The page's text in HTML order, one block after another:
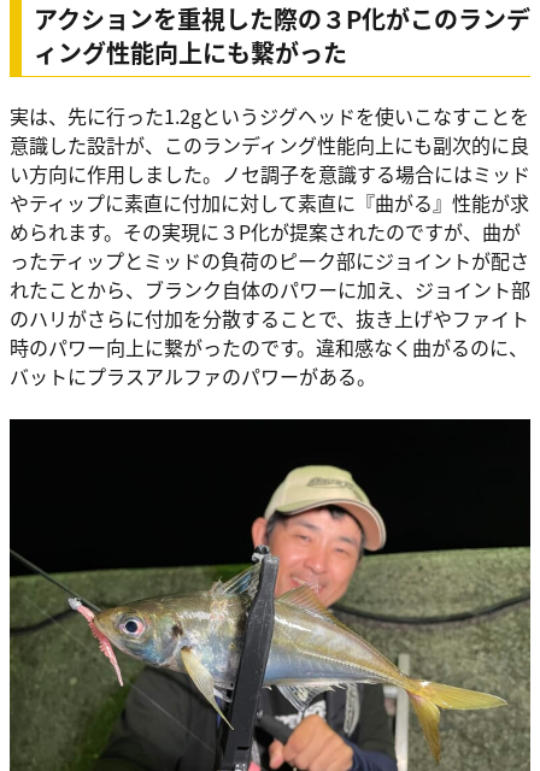
アクションを重視した際の３P化がこのランデ
ィング性能向上にも繋がった
実は、先に行った1.2gというジグヘッドを使いこなすことを
意識した設計が、このランディング性能向上にも副次的に良
い方向に作用しました。ノセ調子を意識する場合にはミッド
やティップに素直に付加に対して素直に『曲がる』性能が求
められます。その実現に３P化が提案されたのですが、曲が
ったティップとミッドの負荷のピーク部にジョイントが配さ
れたことから、ブランク自体のパワーに加え、ジョイント部
のハリがさらに付加を分散することで、抜き上げやファイト
時のパワー向上に繋がったのです。違和感なく曲がるのに、
バットにプラスアルファのパワーがある。